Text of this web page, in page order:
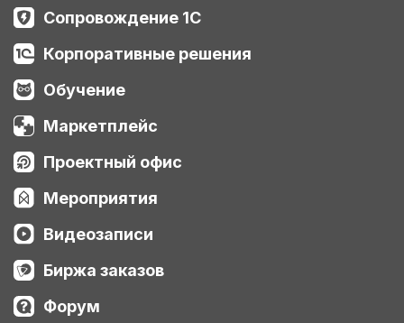
Сопровождение 1С
Корпоративные решения
Обучение
Маркетплейс
Проектный офис
Мероприятия
Видеозаписи
Биржа заказов
Форум